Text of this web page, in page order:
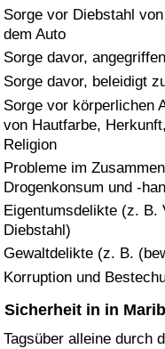
Sorge vor Diebstahl
dem Auto
Sorge davor,
Sorge davor, beleidigt
Sorge vor körperlichen
von Hautfarbe,
Religion
Probleme im
Drogenkonsum und -
Eigentumsdelikte (z. B.
Diebstahl)
Gewaltdelikte (z. B.
Korruption und
Sicherheit in in
Tagsüber alleine durch
Verschmutzungsindex
Verkehr